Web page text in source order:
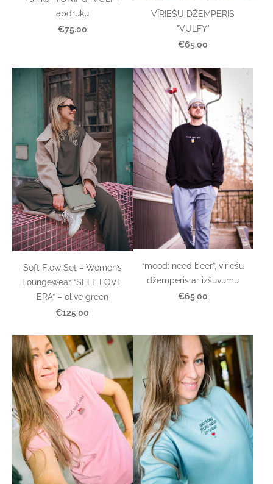
apdruku
€75.00
VĪRIEŠU DŽEMPERIS
"VULFY"
€65.00
Soft Flow Set – Women’s
Loungewear “SELF LOVE
ERA” – olive green
€125.00
“mood: need beer”, vīriešu
džemperis ar izšuvumu
€65.00